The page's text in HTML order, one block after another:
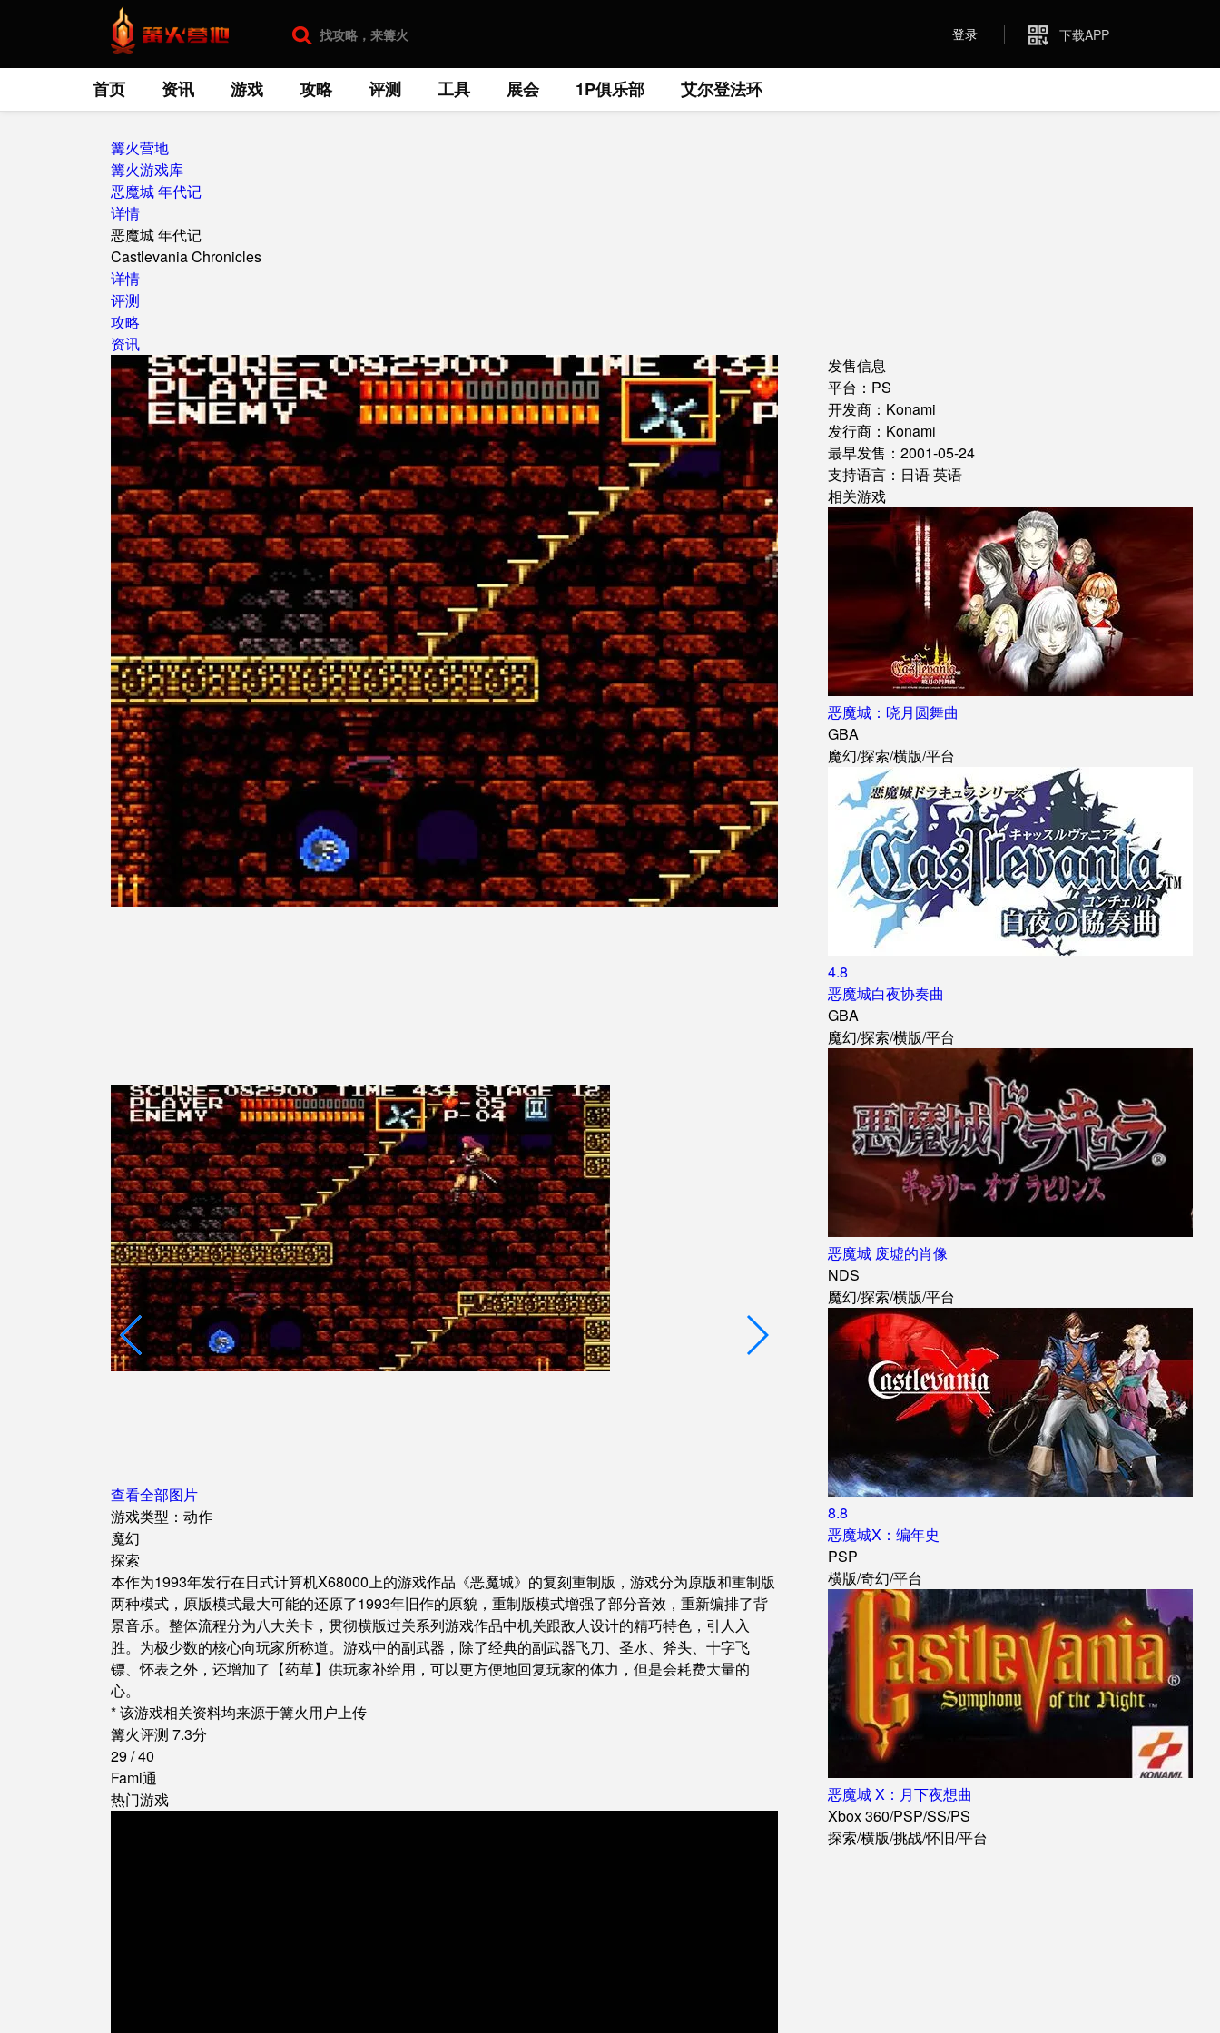
登录 下载APP
首页 资讯 游戏 攻略 评测 工具 展会 1P俱乐部 艾尔登法环
篝火营地
篝火游戏库
恶魔城 年代记
详情
恶魔城 年代记
Castlevania Chronicles
详情
评测
攻略
资讯
查看全部图片
游戏类型：动作
魔幻
探索
本作为1993年发行在日式计算机X68000上的游戏作品《恶魔城》的复刻重制版，游戏分为原版和重制版
两种模式，原版模式最大可能的还原了1993年旧作的原貌，重制版模式增强了部分音效，重新编排了背
景音乐。整体流程分为八大关卡，贯彻横版过关系列游戏作品中机关跟敌人设计的精巧特色，引人入
胜。为极少数的核心向玩家所称道。游戏中的副武器，除了经典的副武器飞刀、圣水、斧头、十字飞
镖、怀表之外，还增加了【药草】供玩家补给用，可以更方便地回复玩家的体力，但是会耗费大量的
心。
* 该游戏相关资料均来源于篝火用户上传
篝火评测 7.3分
29/40
Fami通
热门游戏
发售信息
平台：PS
开发商：Konami
发行商：Konami
最早发售：2001-05-24
支持语言：日语 英语
相关游戏
恶魔城：晓月圆舞曲
GBA
魔幻/探索/横版/平台
4.8
恶魔城白夜协奏曲
GBA
魔幻/探索/横版/平台
恶魔城 废墟的肖像
NDS
魔幻/探索/横版/平台
8.8
恶魔城X：编年史
PSP
横版/奇幻/平台
恶魔城 X：月下夜想曲
Xbox 360/PSP/SS/PS
探索/横版/挑战/怀旧/平台